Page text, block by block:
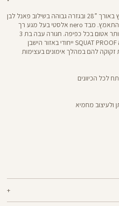
מקסימום ביצועים, מינימום דאגות: טייץ באורך ”28 ובגזרה גבוהה בשילוב פאנל לבן
שמדגיש ומוסיף טוויסט אופנתי מבלי להתאמץ. מבד nero אלסטי בעל מגע רך
וקריר שמחטב את הגוף, אוסף היטב ונותר אטום בכל כפיפה. חגורה עבה בת 3
שכבות להגברת התמיכה בבטן, ומבנה SQUAT PROOF ייחודי באזור הישבן
להם במהלך אימונים בעצימות